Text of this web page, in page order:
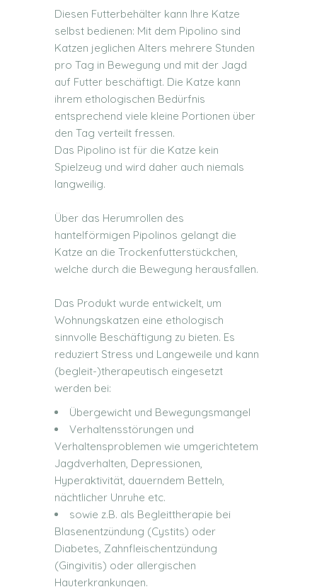
Diesen Futterbehälter kann Ihre Katze
selbst bedienen: Mit dem Pipolino sind
Katzen jeglichen Alters mehrere Stunden
pro Tag in Bewegung und mit der Jagd
auf Futter beschäftigt. Die Katze kann
ihrem ethologischen Bedürfnis
entsprechend viele kleine Portionen über
den Tag verteilt fressen.
Das Pipolino ist für die Katze kein
Spielzeug und wird daher auch niemals
langweilig.
Über das Herumrollen des
hantelförmigen Pipolinos gelangt die
Katze an die Trockenfutterstückchen,
welche durch die Bewegung herausfallen.
Das Produkt wurde entwickelt, um
Wohnungskatzen eine ethologisch
sinnvolle Beschäftigung zu bieten. Es
reduziert Stress und Langeweile und kann
(begleit-)therapeutisch eingesetzt
werden bei:
Übergewicht und Bewegungsmangel
Verhaltensstörungen und
Verhaltensproblemen wie umgerichtetem
Jagdverhalten, Depressionen,
Hyperaktivität, dauerndem Betteln,
nächtlicher Unruhe etc.
sowie z.B. als Begleittherapie bei
Blasenentzündung (Cystits) oder
Diabetes, Zahnfleischentzündung
(Gingivitis) oder allergischen
Hauterkrankungen.